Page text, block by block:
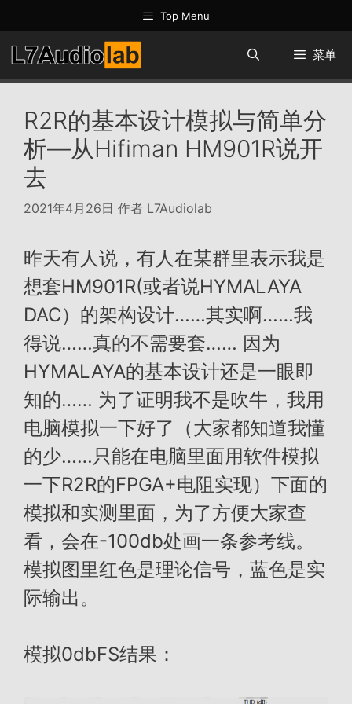
至
内
容
Top Menu
菜单
R2R的基本设计模拟与简单分
析—从Hifiman HM901R说开
去
2021年4月26日 作者 L7Audiolab
昨天有人说，有人在某群里表示我是
想套HM901R(或者说HYMALAYA
DAC）的架构设计……其实啊……我
得说……真的不需要套…… 因为
HYMALAYA的基本设计还是一眼即
知的…… 为了证明我不是吹牛，我用
电脑模拟一下好了（大家都知道我懂
的少……只能在电脑里面用软件模拟
一下R2R的FPGA+电阻实现）下面的
模拟和实测里面，为了方便大家查
看，会在-100db处画一条参考线。
模拟图里红色是理论信号，蓝色是实
际输出。
模拟0dbFS结果：